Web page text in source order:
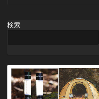
ビ
ゲ
検索